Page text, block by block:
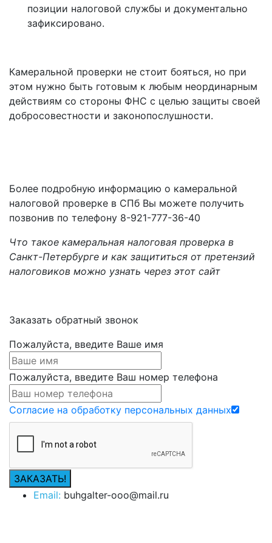
позиции налоговой службы и документально
зафиксировано.
Камеральной проверки не стоит бояться, но при
этом нужно быть готовым к любым неординарным
действиям со стороны ФНС с целью защиты своей
добросовестности и законопослушности.
Более подробную информацию о камеральной
налоговой проверке в СПб Вы можете получить
позвонив по телефону 8-921-777-36-40
Что такое камеральная налоговая проверка в
Санкт-Петербурге и как защититься от претензий
налоговиков можно узнать через этот сайт
Заказать обратный звонок
Пожалуйста, введите Ваше имя
Пожалуйста, введите Ваш номер телефона
Согласие на обработку персональных данных
Email: buhgalter-ooo@mail.ru